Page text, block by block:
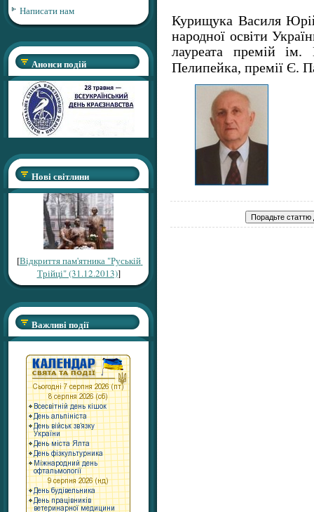
Написати нам
Анонси подій
Нові світлини
[Відкриття пам'ятника "Руській
Трійці" (31.12.2013)]
Важливі події
Курищука Василя
народної освіти
лауреата премій ім.
Пелипейка, премії Є.